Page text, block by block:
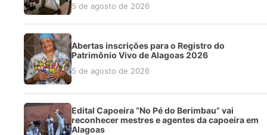
5 de agosto de 2026
Abertas inscrições para o Registro do
Patrimônio Vivo de Alagoas 2026
5 de agosto de 2026
Edital Capoeira “No Pé do Berimbau” vai
reconhecer mestres e agentes da capoeira em
Alagoas